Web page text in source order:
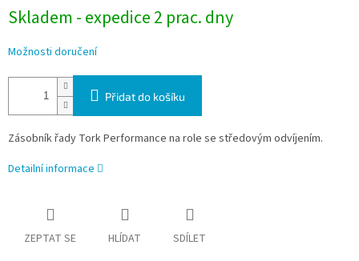
Skladem - expedice 2 prac. dny
Možnosti doručení
Přidat do košíku
Zásobník řady Tork Performance na role se středovým odvíjením.
Detailní informace
ZEPTAT SE HLÍDAT SDÍLET